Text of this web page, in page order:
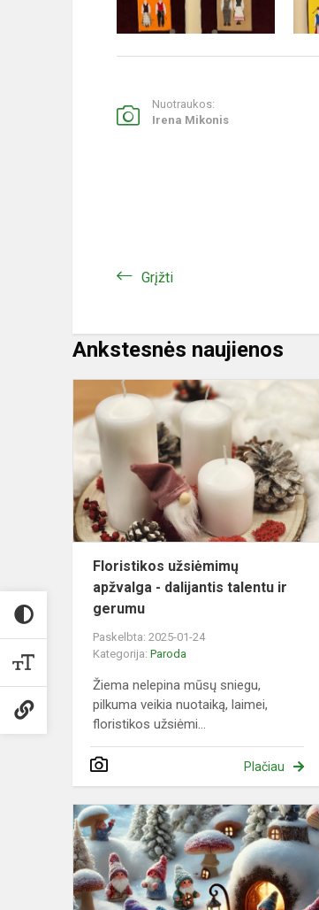
Nuotraukos:
Irena Mikonis
Grįžti
Ankstesnės naujienos
Floristikos užsiėmimų
apžvalga - dalijantis talentu ir
gerumu
Paskelbta: 2025-01-24
Kategorija: Paroda
Žiema nelepina mūsų sniegu,
pilkuma veikia nuotaiką, laimei,
floristikos užsiėmi...
Plačiau